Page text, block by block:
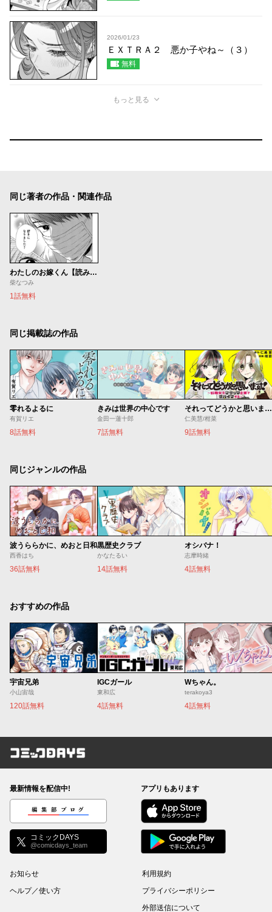
2026/01/23
ＥＸＴＲＡ２ 悪か子やね～（３）
無料
もっと見る
同じ著者の作品・関連作品
わたしのお嫁くん【読み切り版】
柴なつみ
1話無料
同じ掲載誌の作品
零れるよるに
有賀リエ
8話無料
きみは世界の中心です
金田一蓮十郎
7話無料
それってどうかと思います！～転職女子、ブラック企業でサバイブする。～
仁美慧/柑菜
9話無料
同じジャンルの作品
波うららかに、めおと日和
西香はち
36話無料
黒歴史クラブ
かなたるい
14話無料
オシバナ！
志摩時緒
4話無料
おすすめの作品
宇宙兄弟
小山宙哉
120話無料
IGCガール
東和広
4話無料
Wちゃん。
terakoya3
4話無料
コミックDAYS
最新情報を配信中!
編集部ブログ
コミックDAYS
@comicdays_team
アプリもあります
お知らせ
ヘルプ／使い方
利用規約
プライバシーポリシー
外部送信について